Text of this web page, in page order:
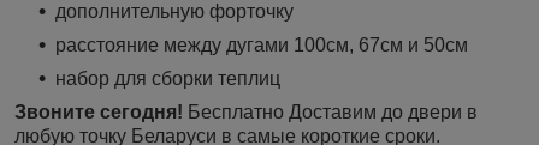
дополнительную форточку
расстояние между дугами 100см, 67см и 50см
набор для сборки теплиц
Звоните сегодня! Бесплатно Доставим до двери в
любую точку Беларуси в самые короткие сроки.